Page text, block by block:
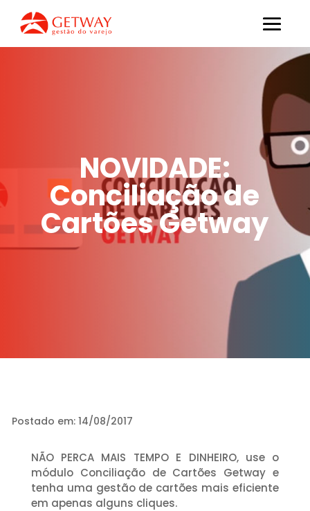
NOVIDADE:
Conciliação de
Cartões Getway
Postado em: 14/08/2017
NÃO PERCA MAIS TEMPO E DINHEIRO, use o
módulo Conciliação de Cartões Getway e
tenha uma gestão de cartões mais eficiente
em apenas alguns cliques.